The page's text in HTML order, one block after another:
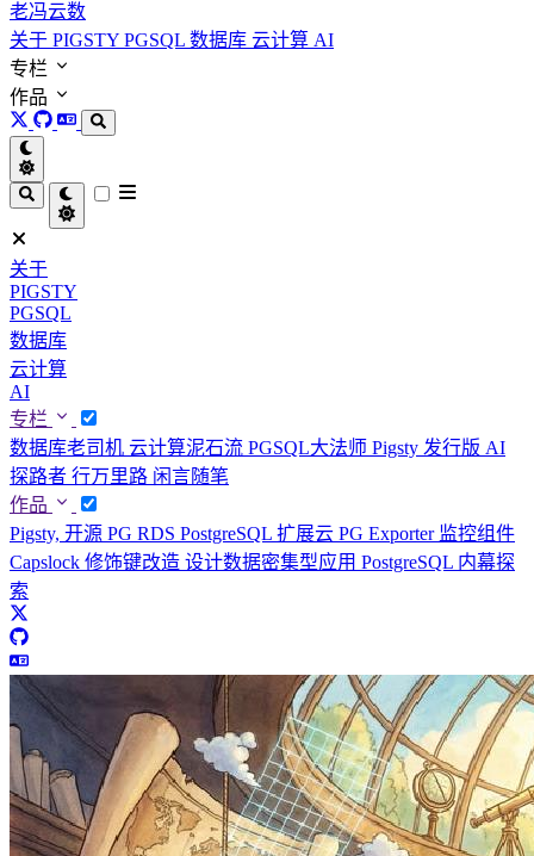
老冯云数
关于 PIGSTY PGSQL 数据库 云计算 AI
专栏
作品
关于
PIGSTY
PGSQL
数据库
云计算
AI
专栏
数据库老司机 云计算泥石流 PGSQL大法师 Pigsty 发行版 AI
探路者 行万里路 闲言随笔
作品
Pigsty, 开源 PG RDS PostgreSQL 扩展云 PG Exporter 监控组件
Capslock 修饰键改造 设计数据密集型应用 PostgreSQL 内幕探
索